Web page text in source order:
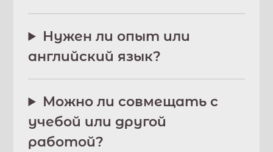
Нужен ли опыт или
английский язык?
Можно ли совмещать с
учебой или другой
работой?